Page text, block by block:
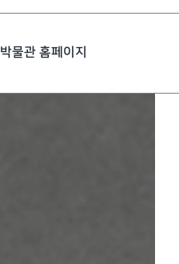
박물관 홈페이지